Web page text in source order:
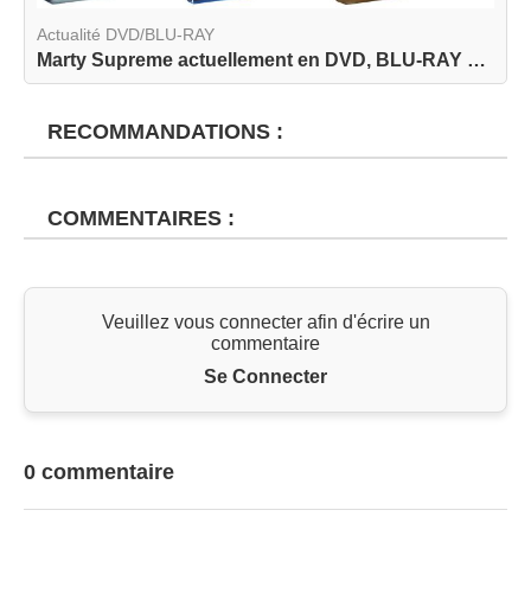
Actualité DVD/BLU-RAY
Marty Supreme actuellement en DVD, BLU-RAY et BL...
RECOMMANDATIONS :
COMMENTAIRES :
Veuillez vous connecter afin d'écrire un
commentaire
Se Connecter
0 commentaire